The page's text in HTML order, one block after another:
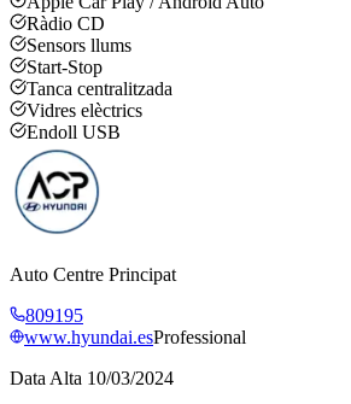
Ràdio CD
Sensors llums
Start-Stop
Tanca centralitzada
Vidres elèctrics
Endoll USB
Auto Centre Principat
809195
www.hyundai.esProfessional
Data Alta 10/03/2024